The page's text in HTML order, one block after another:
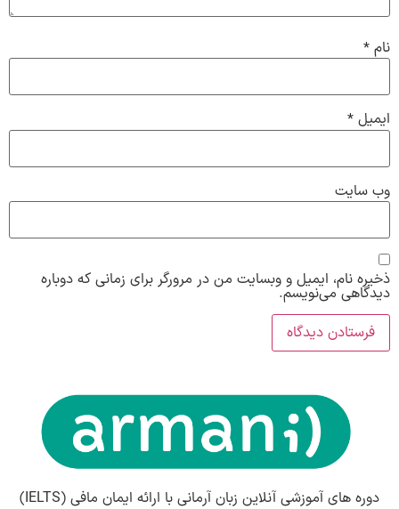
نام *
ایمیل *
وب‌ سایت
ذخیره نام، ایمیل و وبسایت من در مرورگر برای زمانی که دوباره
دیدگاهی می‌نویسم.
دوره های آموزشی آنلاین زبان آرمانی با ارائه ایمان مافی (IELTS)